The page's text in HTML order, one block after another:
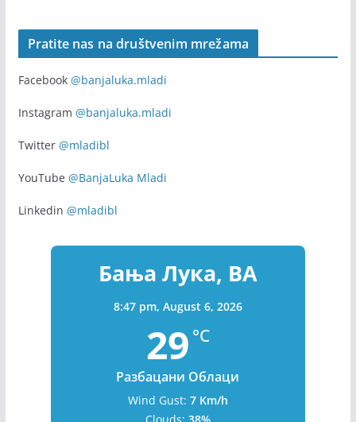
Pratite nas na društvenim mrežama
Facebook @banjaluka.mladi
Instagram @banjaluka.mladi
Twitter @mladibl
YouTube @BanjaLuka Mladi
Linkedin @mladibl
Бања Лука, BA
8:47 pm, August 6, 2026
29 °C
Разбацани Облаци
Wind Gust: 7 Km/h